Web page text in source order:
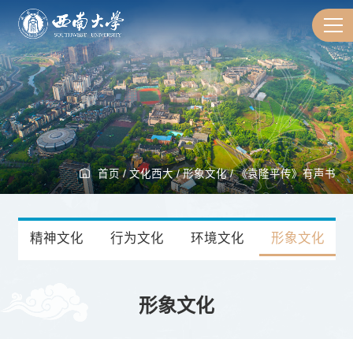
首页/文化西大/形象文化/《袁隆平传》有声书
精神文化 行为文化 环境文化 形象文化
形象文化